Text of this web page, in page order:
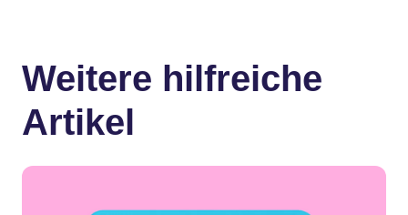
Weitere hilfreiche
Artikel